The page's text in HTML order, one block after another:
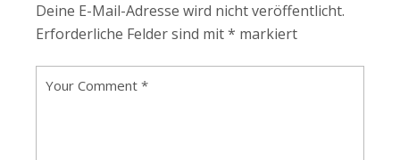
Deine E-Mail-Adresse wird nicht veröffentlicht.
Erforderliche Felder sind mit* markiert